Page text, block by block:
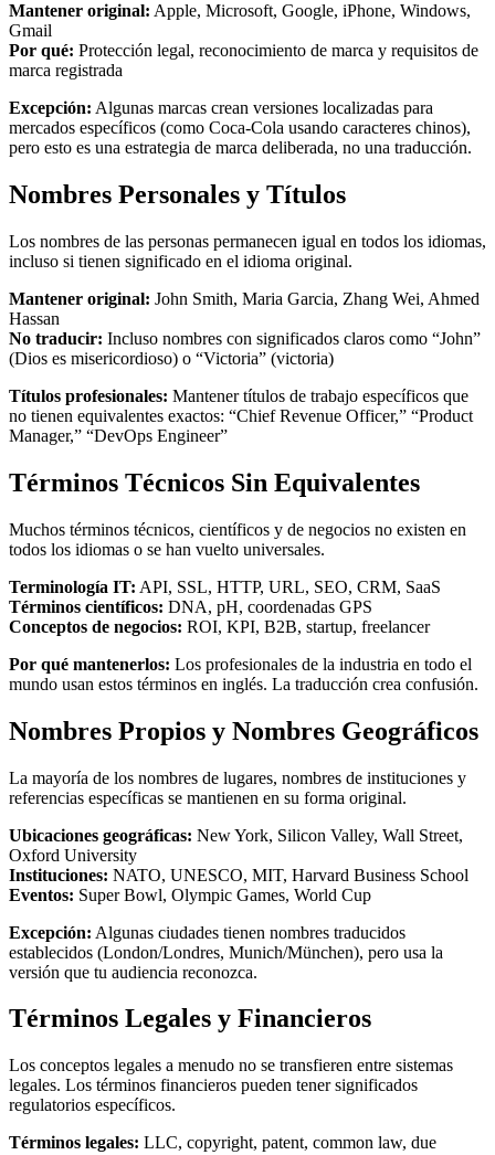
Mantener original: Apple, Microsoft, Google, iPhone, Windows,
Gmail
Por qué: Protección legal, reconocimiento de marca y requisitos de
marca registrada
Excepción: Algunas marcas crean versiones localizadas para
mercados específicos (como Coca-Cola usando caracteres chinos),
pero esto es una estrategia de marca deliberada, no una traducción.
Nombres Personales y Títulos
Los nombres de las personas permanecen igual en todos los idiomas,
incluso si tienen significado en el idioma original.
Mantener original: John Smith, Maria Garcia, Zhang Wei, Ahmed
Hassan
No traducir: Incluso nombres con significados claros como “John”
(Dios es misericordioso) o “Victoria” (victoria)
Títulos profesionales: Mantener títulos de trabajo específicos que
no tienen equivalentes exactos: “Chief Revenue Officer,” “Product
Manager,” “DevOps Engineer”
Términos Técnicos Sin Equivalentes
Muchos términos técnicos, científicos y de negocios no existen en
todos los idiomas o se han vuelto universales.
Terminología IT: API, SSL, HTTP, URL, SEO, CRM, SaaS
Términos científicos: DNA, pH, coordenadas GPS
Conceptos de negocios: ROI, KPI, B2B, startup, freelancer
Por qué mantenerlos: Los profesionales de la industria en todo el
mundo usan estos términos en inglés. La traducción crea confusión.
Nombres Propios y Nombres Geográficos
La mayoría de los nombres de lugares, nombres de instituciones y
referencias específicas se mantienen en su forma original.
Ubicaciones geográficas: New York, Silicon Valley, Wall Street,
Oxford University
Instituciones: NATO, UNESCO, MIT, Harvard Business School
Eventos: Super Bowl, Olympic Games, World Cup
Excepción: Algunas ciudades tienen nombres traducidos
establecidos (London/Londres, Munich/München), pero usa la
versión que tu audiencia reconozca.
Términos Legales y Financieros
Los conceptos legales a menudo no se transfieren entre sistemas
legales. Los términos financieros pueden tener significados
regulatorios específicos.
Términos legales: LLC, copyright, patent, common law, due